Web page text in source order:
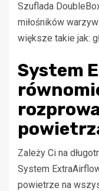
Szuflada
miłośników
większe takie jak:
System
Zależy Ci na
System
powietrze na